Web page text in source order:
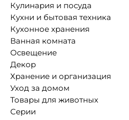
Кулинария и посуда
Кухни и бытовая техника
Кухонное хранения
Ванная комната
Освещение
Декор
Хранение и организация
Уход за домом
Товары для животных
Серии